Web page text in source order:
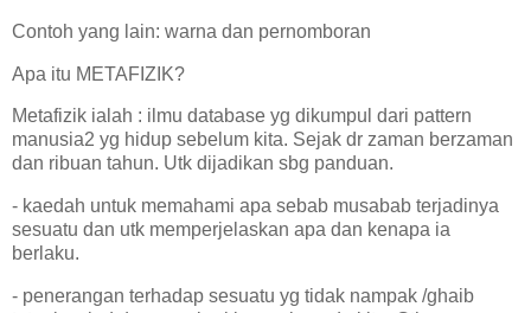
Contoh yang lain: warna dan pernomboran
Apa itu METAFIZIK?
Metafizik ialah : ilmu database yg dikumpul dari pattern
manusia2 yg hidup sebelum kita. Sejak dr zaman berzaman
dan ribuan tahun. Utk dijadikan sbg panduan.
- kaedah untuk memahami apa sebab musabab terjadinya
sesuatu dan utk memperjelaskan apa dan kenapa ia
berlaku.
- penerangan terhadap sesuatu yg tidak nampak /ghaib